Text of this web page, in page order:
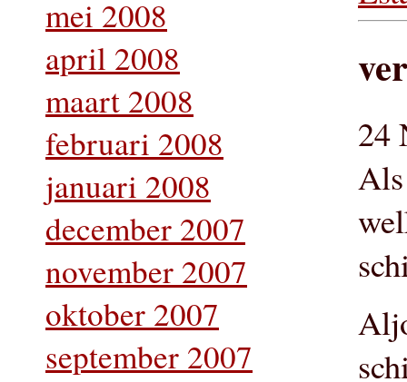
mei 2008
april 2008
maart 2008
februari 2008
januari 2008
december 2007
november 2007
oktober 2007
september 2007
24